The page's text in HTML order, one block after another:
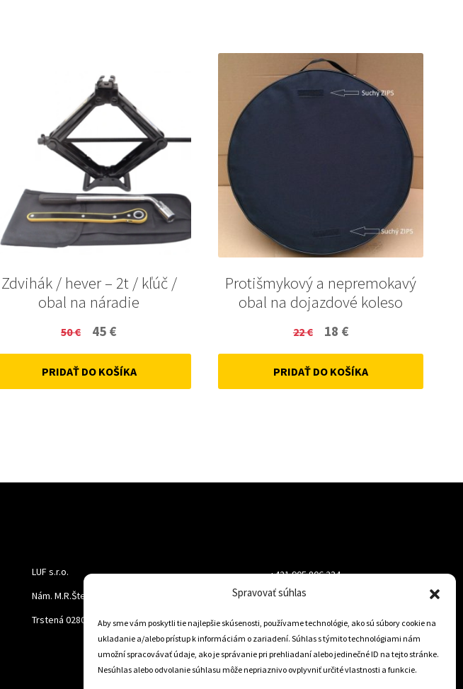
Spravovať súhlas
Aby sme vám poskytli tie najlepšie skúsenosti, používame technológie, ako sú súbory cookie na
ukladanie a/alebo prístup k informáciám o zariadení. Súhlas s týmito technológiami nám
umožní spracovávať údaje, ako je správanie pri prehliadaní alebo jedinečné ID na tejto stránke.
Nesúhlas alebo odvolanie súhlasu môže nepriaznivo ovplyvniť určité vlastnosti a funkcie.
Zdvihák / hever – 2t / kľúč /
obal na náradie
50€
Original
price
was:
45 €Current
price
is:
PRIDAŤ DO KOŠÍKA
Protišmykový a nepremokavý
obal na dojazdové koleso
22€
Original
price
was:
18 €Current
price
is:
PRIDAŤ DO KOŠÍKA
LUF s.r.o.
Nám. M.R.Štefanika 518,
Trstená 02801
+421 905 806 234
info@dojazdovekolesa.com
Český Eshop